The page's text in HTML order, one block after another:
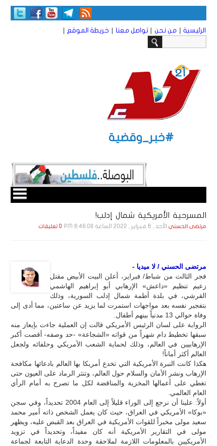
الرئيسية | من نحن | تواصل معنا | خريطة الموقع |
#خبر_وقضية
المسرحية الأمريكية شمال إدلب!
مرتضى الحسني الأحد , 6 فـبـرايـر , 2022 الساعة 6:46:08 PM 0 تعليقات
مرتضى الحسني / لا ميديا -
فجر الثالث من شباط/ فبراير، أعلن البيت الأبيض مقتل
زعيم تنظيم «داعش» الإرهابي أبو إبراهيم الهاشمي
القرشي، في بلدة أطمة شمال إدلب السورية، وذلك
بتفجير نفسه بعد مواجهات استمرت لما يزيد عن ساعتين، مما أدى إلى
وفاة حوالي 13 مدنياً بينهم أطفال.
الرواية على لسان الرئيس الأمريكي قالت إن العملية جاءت بإيعاز منه
سبقها تخطيط دام شهراً من قواته «الشجاعة» -حد وصفه- أقصت أكبر
الإرهابيين في العالم، وذلك لحماية الشعب الأمريكي وحلفائه ولجعل
العالم أكثر أماناً!
هكذا كانت النبرة الأمريكية التي تخدع أمريكا بها العالم بادعائها مكافحة
الإرهاب ونشر الأمان والسلام حول العالم، وتنثر الرماد على العيون حتى
تغطي على أعمالها المخزية والمناقضة لكل ما تصرح به أمام الرأي
العام العالمي.
أولاً: علينا أن نرجع إلى الوراء قليلاً إلى العام 2004 تحديداً، وفي سجن
«بوكا» الأمريكي في العراق، حيث كان يعمل الشخص ذاته أمير محمد
سعيد مولى مخبراً للقوات الأمريكية في العراق بعد القبض عليه، ويظهر
مولى في التقارير الأمريكية أنه كان مفيداً، وتحديداً في تزويد
الأمريكيين بالمعلومات اللازمة لملاحقة وحدة الدعاية التابعة لجماعة